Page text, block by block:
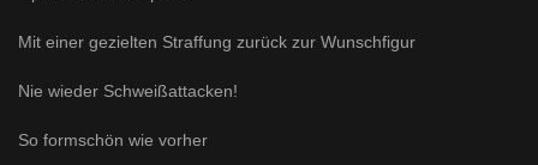
Mit einer gezielten Straffung zurück zur Wunschfigur
Nie wieder Schweißattacken!
So formschön wie vorher